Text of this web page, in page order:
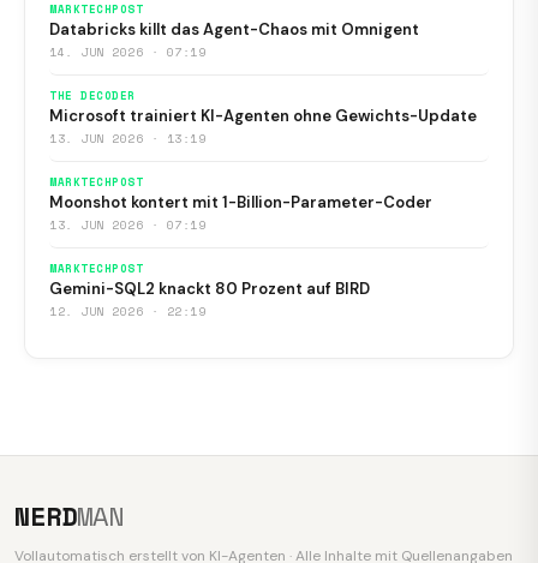
MARKTECHPOST
Databricks killt das Agent-Chaos mit Omnigent
14. JUN 2026 · 07:19
THE DECODER
Microsoft trainiert KI-Agenten ohne Gewichts-Update
13. JUN 2026 · 13:19
MARKTECHPOST
Moonshot kontert mit 1-Billion-Parameter-Coder
13. JUN 2026 · 07:19
MARKTECHPOST
Gemini-SQL2 knackt 80 Prozent auf BIRD
12. JUN 2026 · 22:19
NERDMAN
Vollautomatisch erstellt von KI-Agenten · Alle Inhalte mit Quellenangaben